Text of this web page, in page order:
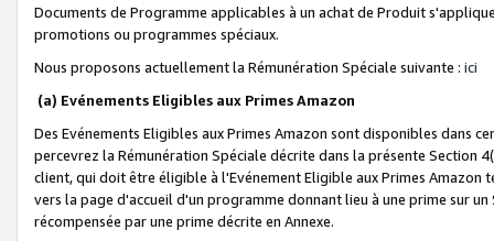
Documents de Programme applicables à un achat de Produit
promotions ou programmes spéciaux.
Nous proposons actuellement la Rémunération Spéciale suivante : ici
(a) Evénements Eligibles aux Primes Amazon
Des Evénements Eligibles aux Primes Amazon sont disponibles dans
percevrez la Rémunération Spéciale décrite dans la présente Section
client, qui doit être éligible à l'Evénement Eligible aux Primes Amazon
vers la page d'accueil d'un programme donnant lieu à une prime sur
récompensée par une prime décrite en Annexe.